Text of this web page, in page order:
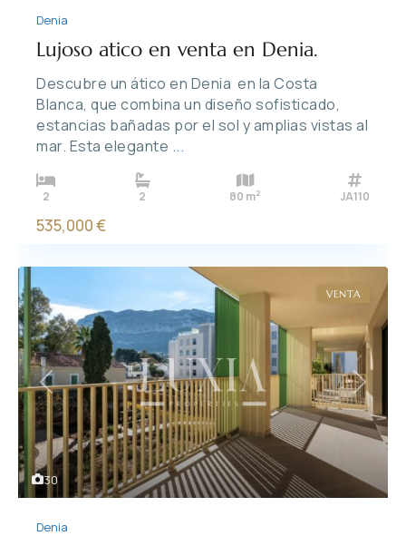
Denia
Lujoso atico en venta en Denia.
Descubre un ático en Denia en la Costa
Blanca, que combina un diseño sofisticado,
estancias bañadas por el sol y amplias vistas al
mar. Esta elegante ...
2 2 80 m2 JA110
535,000 €
30
Previous Next
VENTA
Denia